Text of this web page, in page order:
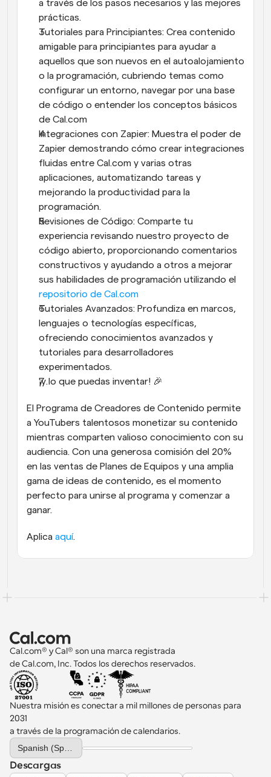
a través de los pasos necesarios y las mejores
prácticas.
Tutoriales para Principiantes: Crea contenido
amigable para principiantes para ayudar a
aquellos que son nuevos en el autoalojamiento
o la programación, cubriendo temas como
configurar un entorno, navegar por una base
de código o entender los conceptos básicos
de Cal.com
Integraciones con Zapier: Muestra el poder de
Zapier demostrando cómo crear integraciones
fluidas entre Cal.com y varias otras
aplicaciones, automatizando tareas y
mejorando la productividad para la
programación.
Revisiones de Código: Comparte tu
experiencia revisando nuestro proyecto de
código abierto, proporcionando comentarios
constructivos y ayudando a otros a mejorar
repositorio de Cal.com
Tutoriales Avanzados: Profundiza en marcos,
lenguajes o tecnologías específicas,
ofreciendo conocimientos avanzados y
tutoriales para desarrolladores
experimentados.
¡y lo que puedas inventar! 🎉
El Programa de Creadores de Contenido permite
a YouTubers talentosos monetizar su contenido
mientras comparten valioso conocimiento con su
audiencia. Con una generosa comisión del 20%
en las ventas de Planes de Equipos y una amplia
gama de ideas de contenido, es el momento
perfecto para unirse al programa y comenzar a
ganar.
Aplica aquí.
Cal.com® y Cal® son una marca registrada
de Cal.com, Inc. Todos los derechos reservados.
Nuestra misión es conectar a mil millones de personas para
2031
a través de la programación de calendarios.
Select Language
Descargas